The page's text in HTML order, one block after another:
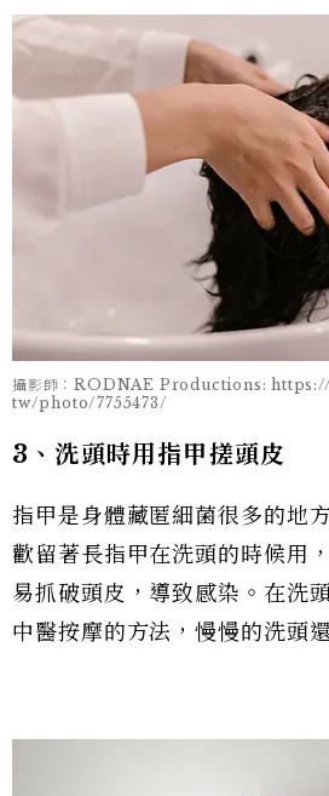
攝影師：RODNAE Productions:
tw/photo/7755473/
3、洗頭時用指甲搓頭皮
指甲是身體藏匿細菌很多的地
歡留著長指甲在洗頭的時候用
易抓破頭皮，導致感染。在洗
中醫按摩的方法，慢慢的洗頭